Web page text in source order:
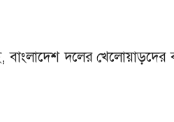
বাংলাদেশ দলের খেলোয়াড়দের